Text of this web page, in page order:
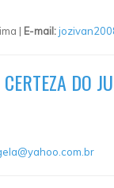
| E-mail:
DO